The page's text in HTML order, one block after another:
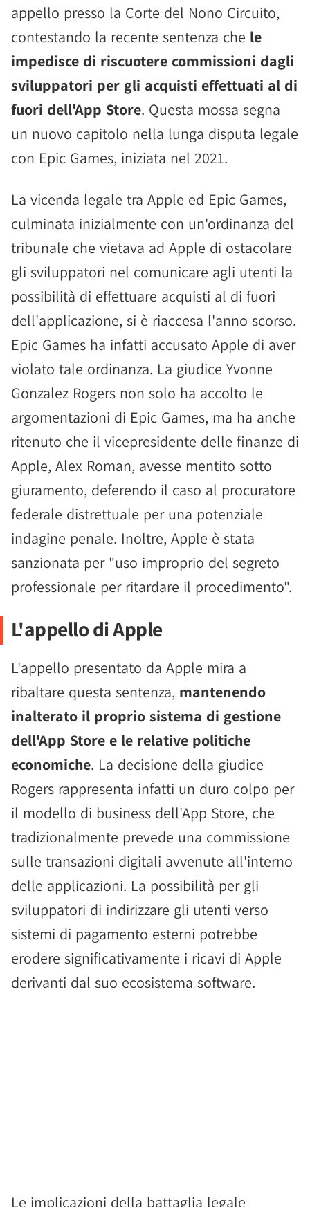
appello presso la Corte del Nono Circuito,
contestando la recente sentenza che le
impedisce di riscuotere commissioni dagli
sviluppatori per gli acquisti effettuati al di
fuori dell'App Store. Questa mossa segna
un nuovo capitolo nella lunga disputa legale
con Epic Games, iniziata nel 2021.
La vicenda legale tra Apple ed Epic Games,
culminata inizialmente con un'ordinanza del
tribunale che vietava ad Apple di ostacolare
gli sviluppatori nel comunicare agli utenti la
possibilità di effettuare acquisti al di fuori
dell'applicazione, si è riaccesa l'anno scorso.
Epic Games ha infatti accusato Apple di aver
violato tale ordinanza. La giudice Yvonne
Gonzalez Rogers non solo ha accolto le
argomentazioni di Epic Games, ma ha anche
ritenuto che il vicepresidente delle finanze di
Apple, Alex Roman, avesse mentito sotto
giuramento, deferendo il caso al procuratore
federale distrettuale per una potenziale
indagine penale. Inoltre, Apple è stata
sanzionata per "uso improprio del segreto
professionale per ritardare il procedimento".
L'appello di Apple
L'appello presentato da Apple mira a
ribaltare questa sentenza, mantenendo
inalterato il proprio sistema di gestione
dell'App Store e le relative politiche
economiche. La decisione della giudice
Rogers rappresenta infatti un duro colpo per
il modello di business dell'App Store, che
tradizionalmente prevede una commissione
sulle transazioni digitali avvenute all'interno
delle applicazioni. La possibilità per gli
sviluppatori di indirizzare gli utenti verso
sistemi di pagamento esterni potrebbe
erodere significativamente i ricavi di Apple
derivanti dal suo ecosistema software.
Le implicazioni della battaglia legale